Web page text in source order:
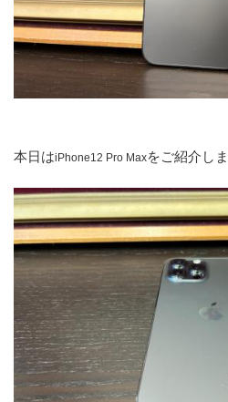
本日はiPhone12 Pro Maxをご紹介し